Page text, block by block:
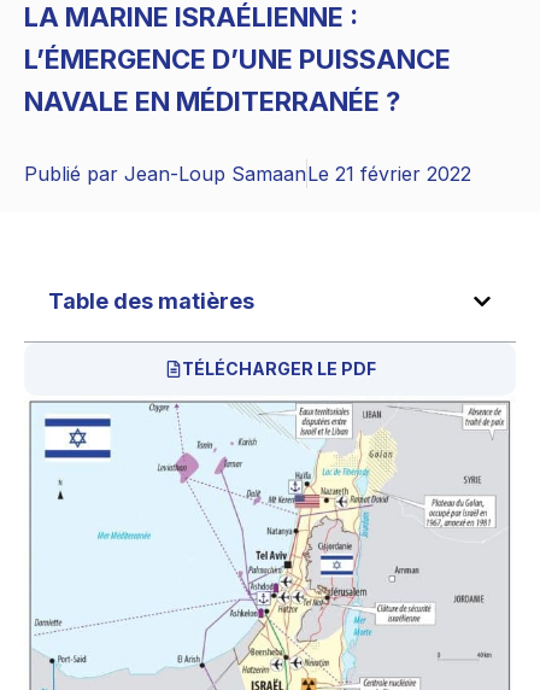
LA MARINE ISRAÉLIENNE :
L’ÉMERGENCE D’UNE PUISSANCE
NAVALE EN MÉDITERRANÉE ?
Publié par Jean-Loup SamaanLe 21 février 2022
Table des matières
TÉLÉCHARGER LE PDF